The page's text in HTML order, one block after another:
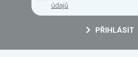
údajů
PŘIHLÁSIT